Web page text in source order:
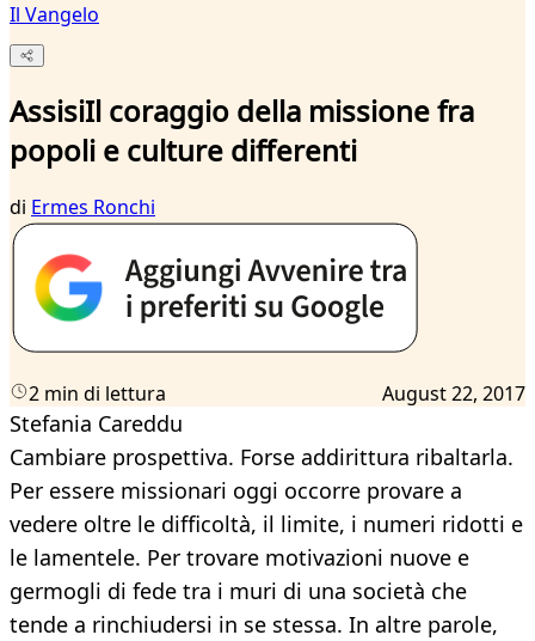
Il Vangelo
AssisiIl coraggio della missione fra
popoli e culture differenti
di Ermes Ronchi
2 min di lettura August 22, 2017
Stefania Careddu
Cambiare prospettiva. Forse addirittura ribaltarla.
Per essere missionari oggi occorre provare a
vedere oltre le difficoltà, il limite, i numeri ridotti e
le lamentele. Per trovare motivazioni nuove e
germogli di fede tra i muri di una società che
tende a rinchiudersi in se stessa. In altre parole,